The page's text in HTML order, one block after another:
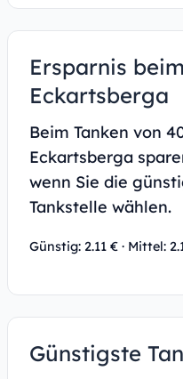
Ersparnis
Eckartsberga
Beim Tanken von
Eckartsberga
wenn Sie die
Tankstelle wählen.
Günstig: 2.11 € · Mittel:
Günstigste